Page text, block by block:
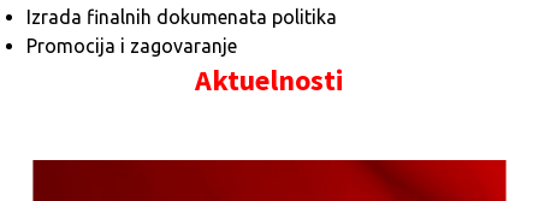
Izrada finalnih dokumenata politika
Promocija i zagovaranje
Aktuelnosti